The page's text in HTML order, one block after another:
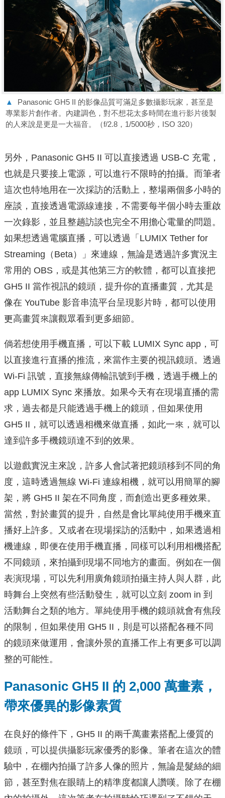
▲
Panasonic GH5 II 的影像品質可滿足多數攝影玩家，甚至是
專業影片創作者。內建調色，對不想花太多時間在進行影片後製
的⼈來說是更是⼀大福音。（f/2.8，1/5000秒，ISO 320）
另外，Panasonic GH5 II 可以直接透過 USB-C 充電，
也就是只要接上電源，可以進行不限時的拍攝。⽽筆者
這次也特地用在一次採訪的活動上，整場兩個多小時的
座談，直接透過電源線連接，不需要每半個小時去重啟
一次錄影，並且整趟訪談也完全不用擔⼼電量的問題。
如果想透過電腦直播，可以透過「LUMIX Tether for
Streaming（Beta）」來連線，無論是透過許多實況主
常用的 OBS，或是其他第三方的軟體，都可以直接把
GH5 II 當作視訊的鏡頭，提升你的直播畫質，尤其是
像在 YouTube 影音串流平台呈現影片時，都可以使用
更高畫質來讓觀眾看到更多細節。
倘若想使用手機直播，可以下載 LUMIX Sync app，可
以直接進行直播的推流，來當作主要的視訊鏡頭。透過
Wi-Fi 訊號，直接無線傳輸訊號到手機，透過手機上的
app LUMIX Sync 來播放。如果今天有在現場直播的需
求，過去都是只能透過⼿機上的鏡頭，但如果使用
GH5 II，就可以透過相機來做直播，如此⼀來，就可以
達到許多手機鏡頭達不到的效果。
以遊戲實況主來說，許多人會試著把鏡頭移到不同的角
度，這時透過無線 Wi-Fi 連線相機，就可以用簡單的腳
架，將 GH5 II 架在不同角度，⽽創造出更多種效果。
當然，對於畫質的提升，⾃然是會比單純使用⼿機來直
播好上許多。⼜或者在現場採訪的活動中，如果透過相
機連線，即便在使⽤手機直播，同樣可以利用相機搭配
不同鏡頭，來拍攝到現場不同地⽅的畫⾯。例如在一個
表演現場，可以先利用廣角鏡頭拍攝主持人與人群，此
時舞台上突然有些活動發生，就可以立刻 zoom in 到
活動舞台之類的地方。單純使⽤手機的鏡頭就會有焦段
的限制，但如果使用 GH5 II，則是可以搭配各種不同
的鏡頭來做運用，會讓外景的直播⼯作上有更多可以調
整的可能性。
Panasonic GH5 II 的 2,000 萬畫素，
帶來優異的影像素質
在良好的條件下，GH5 II 的兩千萬畫素搭配上優質的
鏡頭，可以提供攝影玩家優秀的影像。筆者在這次的體
驗中，在棚內拍攝了許多人像的照片，無論是髮絲的細
節，甚⾄對焦在眼睛上的精準度都讓⼈讚嘆。除了在棚